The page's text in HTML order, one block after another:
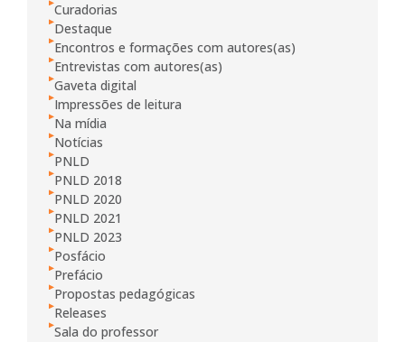
Curadorias
Destaque
Encontros e formações com autores(as)
Entrevistas com autores(as)
Gaveta digital
Impressões de leitura
Na mídia
Notícias
PNLD
PNLD 2018
PNLD 2020
PNLD 2021
PNLD 2023
Posfácio
Prefácio
Propostas pedagógicas
Releases
Sala do professor